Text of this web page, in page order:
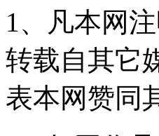
1、凡本网
转载自其它
表本网赞同